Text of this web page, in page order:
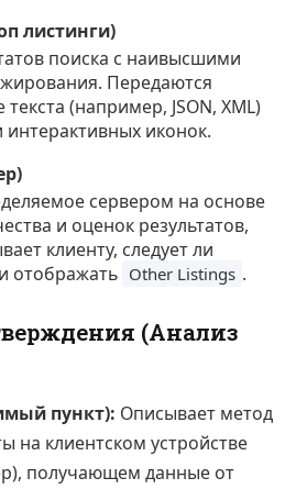
листинги)
поиска с наивысшими
Передаются
текста (например, JSON, XML)
интерактивных иконок.
сервером на основе
и оценок результатов,
клиенту, следует ли
отображать Other Listings .
(Анализ
пункт): Описывает метод
на клиентском устройстве
получающем данные от